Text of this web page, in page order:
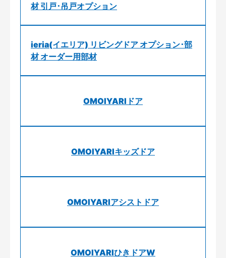
材 引戸･吊戸オプション
ieria(イエリア) リビングドア オプション･部
材 オーダー用部材
OMOIYARIドア
OMOIYARIキッズドア
OMOIYARIアシストドア
OMOIYARIひきドアW